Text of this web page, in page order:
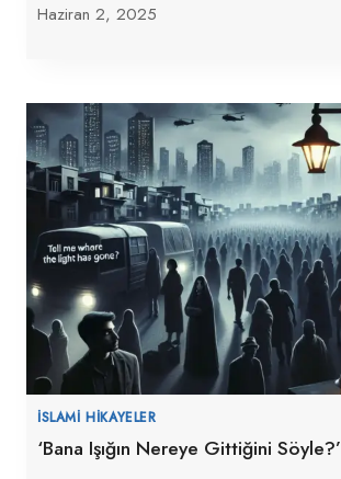
Haziran 2, 2025
İSLAMI HIKAYELER
‘Bana Işığın Nereye Gittiğini Söyle?’